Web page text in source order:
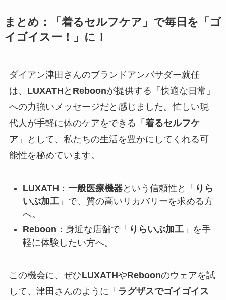
まとめ：「着るセルフケア」で毎日を「ゴ
イゴイスー！」に！
ダイアン津田さんのブランドアンバサダー就任
は、 LUXATH と Reboonが提供する「快適な日常」
への力強いメッセージだと感じました。忙しい現
代人が手軽に体のケアをできる「 着るセルフケ
ア」として、私たちの生活を豊かにしてくれる可
能性を秘めています。
LUXATH ： 一般医療機器という信頼性と「 りら
いぶ加工」で、質の高いリカバリーを求める方
へ。
Reboon ：身近な店舗で「 りらいぶ加工」を手
軽に体験したい方へ。
この機会に、ぜひLUXATHやReboonのウェアを試
して、津田さんのように「 ラグザスでゴイゴイス